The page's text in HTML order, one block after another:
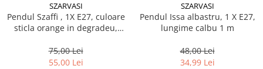
SZARVASI
Pendul Szaffi , 1X E27, culoare
sticla orange in degradeu,
75,00 Lei
55,00 Lei
SZARVASI
Pendul Issa albastru, 1 X E27,
lungime calbu 1 m
48,00 Lei
34,99 Lei